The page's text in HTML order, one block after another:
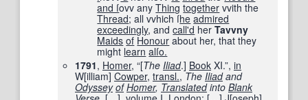
and ſovv anyThing together vvith the
Thread; all vvhich ſhe admired
exceedingly, andcall'd herTavvny
Maids of Honour about her, that they
might learn alſo.
1791, Homer, “[The Iliad.] Book XI.”, in
W[illiam] Cowper, transl., The Iliadand
Odyssey of Homer, Translatedinto Blank